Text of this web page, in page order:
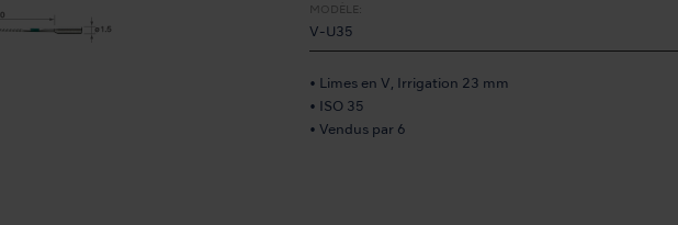
MODÈLE:
V-U35
• Limes en V, Irrigation 23 mm
• ISO 35
• Vendus par 6